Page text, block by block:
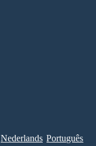
Nederlands Português